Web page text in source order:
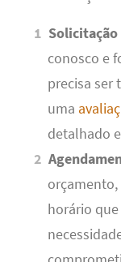
conosco e
precisa ser
uma
detalhado
orçamento,
horário